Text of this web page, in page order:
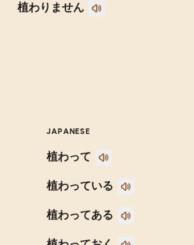
植わりません
JAPANESE
植わって
植わっている
植わってある